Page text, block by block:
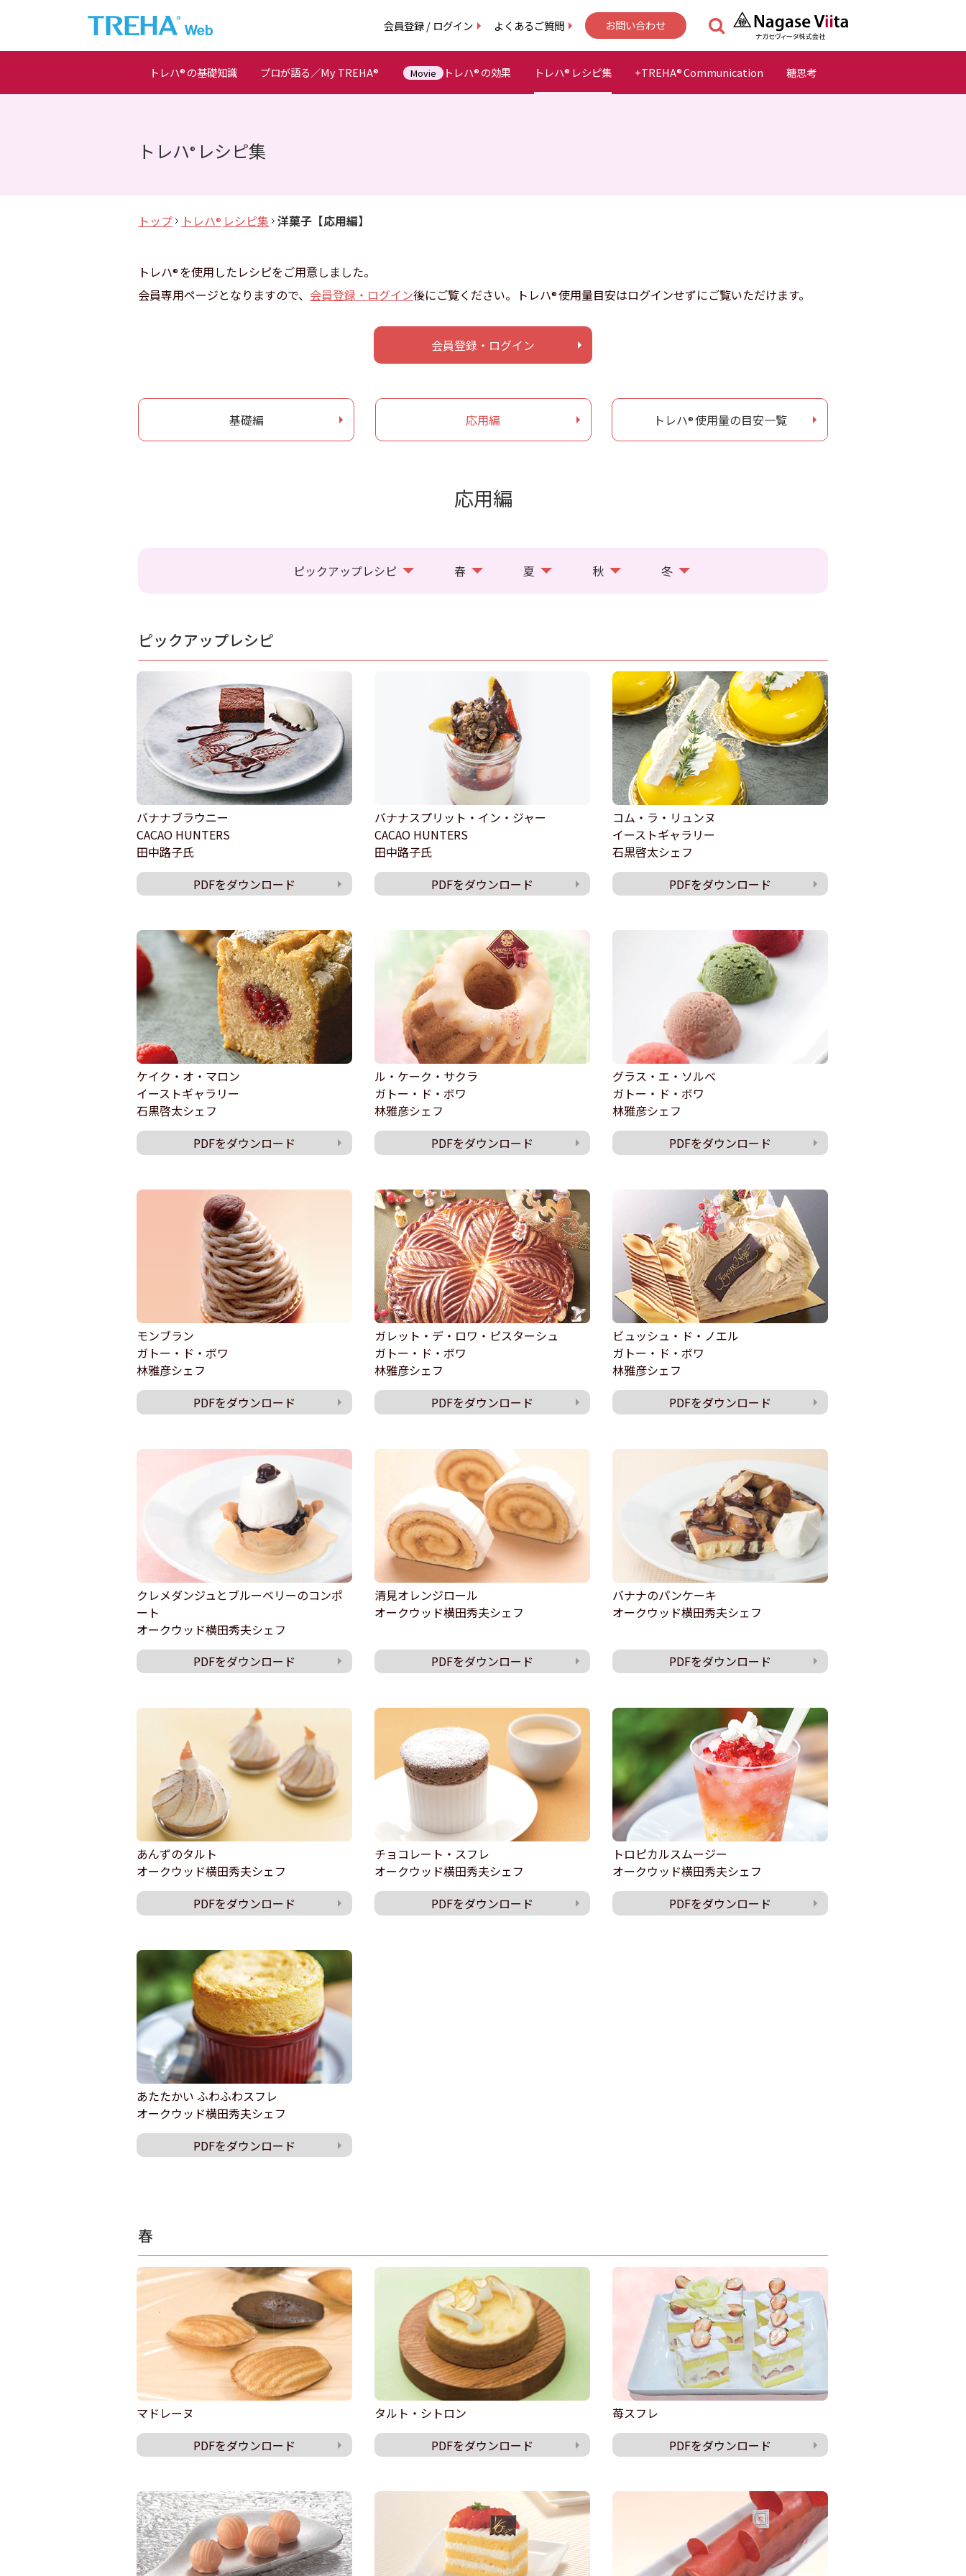
会員登録 / ログイン よくあるご質問 お問い合わせ
トレハ® の基礎知識 プロが語る／My TREHA® Movie トレハ® の効果 トレハ® レシピ集 +TREHA®Communication 糖思考
トレハ® レシピ集
トップ トレハ® レシピ集 洋菓子【応用編】
トレハ® を使用したレシピをご用意しました。
会員専用ページとなりますので、 会員登録・ログイン後にご覧ください。トレハ®使用量目安はログインせずにご覧いただけます。
会員登録・ログイン
基礎編 応用編 トレハ®使用量の目安一覧
応用編
ピックアップレシピ 春 夏 秋 冬
ピックアップレシピ
バナナブラウニー
CACAO HUNTERS
田中路子氏
PDFをダウンロード
バナナスプリット・イン・ジャー
CACAO HUNTERS
田中路子氏
PDFをダウンロード
コム・ラ・リュンヌ
イーストギャラリー
石黒啓太シェフ
PDFをダウンロード
ケイク・オ・マロン
イーストギャラリー
石黒啓太シェフ
PDFをダウンロード
ル・ケーク・サクラ
ガトー・ド・ボワ
林雅彦シェフ
PDFをダウンロード
グラス・エ・ソルべ
ガトー・ド・ボワ
林雅彦シェフ
PDFをダウンロード
モンブラン
ガトー・ド・ボワ
林雅彦シェフ
PDFをダウンロード
ガレット・デ・ロワ・ピスターシュ
ガトー・ド・ボワ
林雅彦シェフ
PDFをダウンロード
ビュッシュ・ド・ノエル
ガトー・ド・ボワ
林雅彦シェフ
PDFをダウンロード
クレメダンジュとブルーベリーのコンポ
ート
オークウッド横田秀夫シェフ
PDFをダウンロード
清見オレンジロール
オークウッド横田秀夫シェフ
PDFをダウンロード
バナナのパンケーキ
オークウッド横田秀夫シェフ
PDFをダウンロード
あんずのタルト
オークウッド横田秀夫シェフ
PDFをダウンロード
チョコレート・スフレ
オークウッド横田秀夫シェフ
PDFをダウンロード
トロピカルスムージー
オークウッド横田秀夫シェフ
PDFをダウンロード
あたたかい ふわふわスフレ
オークウッド横田秀夫シェフ
PDFをダウンロード
春
マドレーヌ
PDFをダウンロード
タルト・シトロン
PDFをダウンロード
苺スフレ
PDFをダウンロード